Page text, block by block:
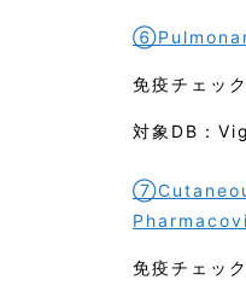
免疫チェッ
対象DB：
免疫チェッ